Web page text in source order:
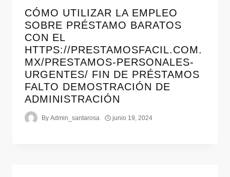
CÓMO UTILIZAR LA EMPLEO
SOBRE PRÉSTAMO BARATOS
CON EL
HTTPS://PRESTAMOSFACIL.COM.
MX/PRESTAMOS-PERSONALES-
URGENTES/ FIN DE PRÉSTAMOS
FALTO DEMOSTRACIÓN DE
ADMINISTRACIÓN
By Admin_santarosa junio 19, 2024